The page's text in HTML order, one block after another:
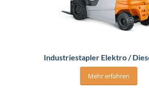
Industriestapler Elektro /
Mehr erfahren